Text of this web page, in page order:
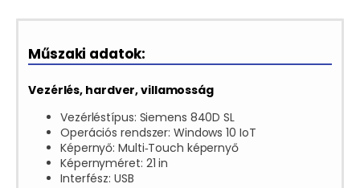
Műszaki adatok:
Vezérlés, hardver, villamosság
Vezérléstípus: Siemens 840D SL
Operációs rendszer: Windows 10 IoT
Képernyő: Multi‑Touch képernyő
Képernyméret: 21 in
Interfész: USB